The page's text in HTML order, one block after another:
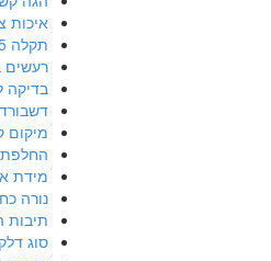
איכות
תקלה c1145
רעשים
בדיקה
מיקום
מידת
נורה
תיבות
סוג